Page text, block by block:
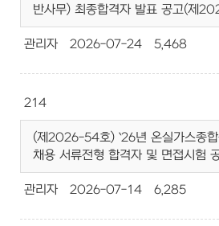
반사무) 최종합격자 발표 공고(제
관리자 2026-07-24 5,468
214
(제2026-54호) `26년 온실가스종합
채용 서류전형 합격자 및 면접시험
관리자 2026-07-14 6,285